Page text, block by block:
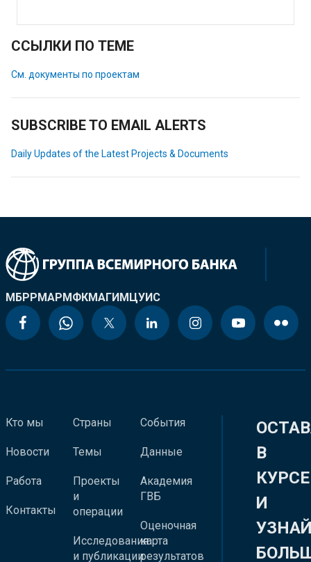
ССЫЛКИ ПО ТЕМЕ
См. документы по проектам
SUBSCRIBE TO EMAIL ALERTS
Daily Updates of the Latest Projects & Documents
МБРРМАРМФКМАГИМЦУИС
Кто мы
Новости
Работа
Контакты
Страны
Темы
Проекты
и
операции
Исследования
и публикации
События
Данные
Академия
ГВБ
Оценочная
карта
результатов
В
КУРСЕ
И